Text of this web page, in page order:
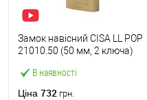
В наявності
Замок навісний CISA LL POP
21010.50 (50 мм, 2 ключа)
Ціна 732 грн.